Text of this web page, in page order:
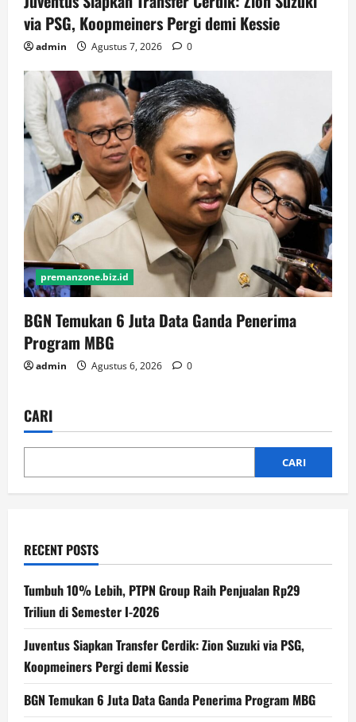
via PSG, Koopmeiners Pergi demi Kessie
admin Agustus 7, 2026 0
premanzone.biz.id
BGN Temukan 6 Juta Data Ganda Penerima
Program MBG
admin Agustus 6, 2026 0
CARI
CARI
RECENT POSTS
Tumbuh 10% Lebih, PTPN Group Raih Penjualan Rp29
Triliun di Semester I-2026
Juventus Siapkan Transfer Cerdik: Zion Suzuki via PSG,
Koopmeiners Pergi demi Kessie
BGN Temukan 6 Juta Data Ganda Penerima Program MBG